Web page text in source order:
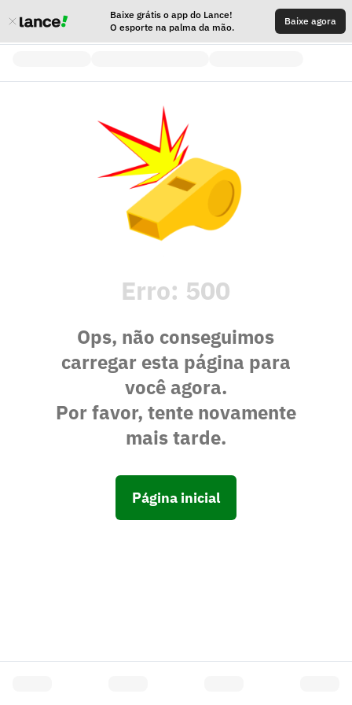
Baixe grátis o app do Lance!
O esporte na palma da mão.
Baixe agora
Erro: 500
Ops, não conseguimos
carregar esta página para
você agora.
Por favor, tente novamente
mais tarde.
Página inicial